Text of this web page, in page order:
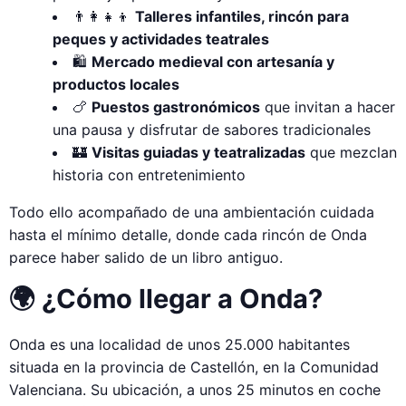
👨‍👩‍👧‍👦 Talleres infantiles, rincón para
peques y actividades teatrales
🛍️ Mercado medieval con artesanía y
productos locales
🍗 Puestos gastronómicos que invitan a hacer
una pausa y disfrutar de sabores tradicionales
🏰 Visitas guiadas y teatralizadas que mezclan
historia con entretenimiento
Todo ello acompañado de una ambientación cuidada
hasta el mínimo detalle, donde cada rincón de Onda
parece haber salido de un libro antiguo.
🌍 ¿Cómo llegar a Onda?
Onda es una localidad de unos 25.000 habitantes
situada en la provincia de Castellón, en la Comunidad
Valenciana. Su ubicación, a unos 25 minutos en coche